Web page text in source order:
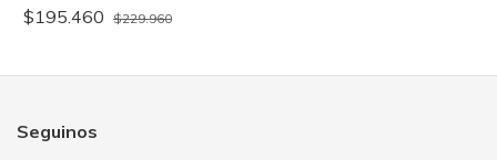
$195.460 $229.960
Seguinos